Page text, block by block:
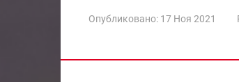
Опубликовано: 17 Ноя 2021